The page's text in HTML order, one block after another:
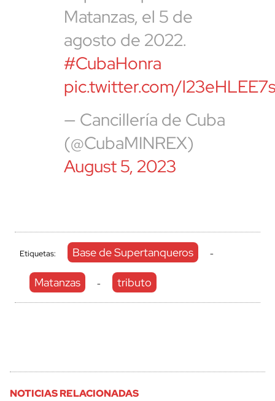
Matanzas, el 5 de
agosto de 2022.
#CubaHonra
pic.twitter.com/l23eHLEE7s
— Cancillería de Cuba
(@CubaMINREX)
August 5, 2023
Etiquetas: Base de Supertanqueros -
Matanzas - tributo
NOTICIAS RELACIONADAS